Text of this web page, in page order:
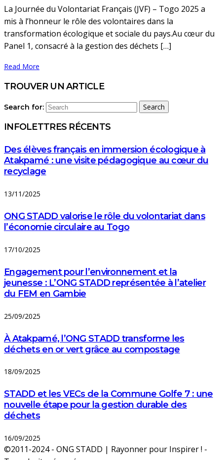
La Journée du Volontariat Français (JVF) – Togo 2025 a
mis à l’honneur le rôle des volontaires dans la
transformation écologique et sociale du pays.Au cœur du
Panel 1, consacré à la gestion des déchets […]
Read More
TROUVER UN ARTICLE
Search for: Search
INFOLETTRES RÉCENTS
Des élèves français en immersion écologique à
Atakpamé : une visite pédagogique au cœur du
recyclage
13/11/2025
ONG STADD valorise le rôle du volontariat dans
l’économie circulaire au Togo
17/10/2025
Engagement pour l’environnement et la
jeunesse : L’ONG STADD représentée à l’atelier
du FEM en Gambie
25/09/2025
À Atakpamé, l’ONG STADD transforme les
déchets en or vert grâce au compostage
18/09/2025
STADD et les VECs de la Commune Golfe 7 : une
nouvelle étape pour la gestion durable des
déchets
16/09/2025
©2011-2024 - ONG STADD | Rayonner pour Inspirer ! -